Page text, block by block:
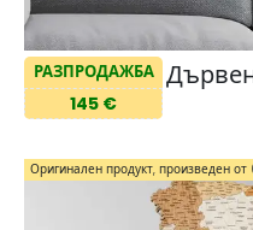
РАЗПРОДАЖБА
145 €
Оригинален продукт, произведен